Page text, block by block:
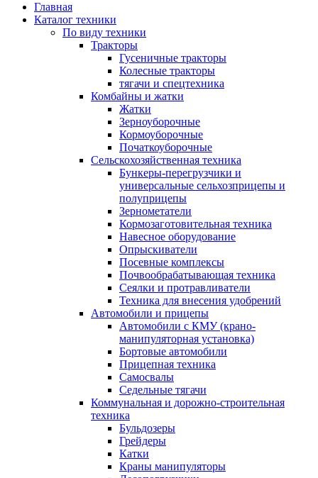
Главная
Каталог техники
По виду техники
Тракторы
Гусеничные тракторы
Колесные тракторы
тягачи и спецтехника
Комбайны и жатки
Жатки
Зерноуборочные
Кормоуборочные
Початкоуборочные
Сельскохозяйственная техника
Бункеры-перегрузчики и
универсальные сельхозприцепы и
полуприцепы
Зернометатели
Кормозаготовительная техника
Навесное оборудование
Опрыскиватели
Посевные комплексы
Почвообрабатывающая техника
Сеялки и протравливатели
Техника для внесения удобрений
Автомобили и прицепы
Автомобили с КМУ (крано-
манипуляторная установка)
Бортовые автомобили
Прицепная техника
Самосвалы
Седельные тягачи
Коммунальная и дорожно-строительная
техника
Бульдозеры
Грейдеры
Катки
Краны манипуляторы